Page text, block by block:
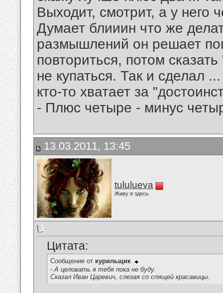
Выходит, смотрит, а у
Думает блииин что же
размышлений он решает
повториться, потом
не купаться. Так и сделал
кто-то хватает за
- Плюс четыре - минус
13.03.2011, 13:45
tululueva
Живу я здесь
Цитата:
Сообщение от курильщик
- А целовать я тебя пока не буду.
Сказал Иван Царевич, слезая со спящей красавицы.